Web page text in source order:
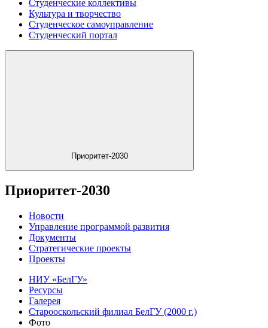
Студенческие коллективы
Культура и творчество
Студенческое самоуправление
Студенческий портал
Приоритет-2030
Приоритет-2030
Новости
Управление программой развития
Документы
Стратегические проекты
Проекты
НИУ «БелГУ»
Ресурсы
Галерея
Старооскольский филиал БелГУ (2000 г.)
Фото